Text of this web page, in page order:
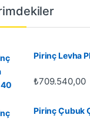
Pirinç Levha
₺709.540,00
Pirinç Çubuk